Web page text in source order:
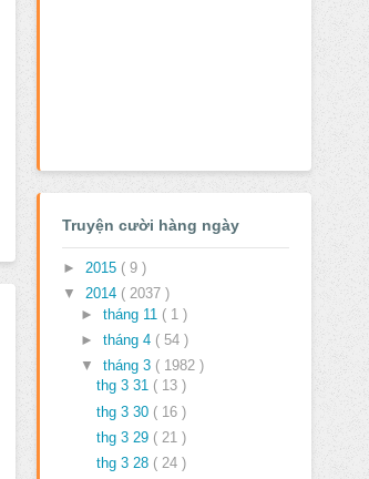
Truyện cười hàng ngày
► 2015 ( 9 )
▼ 2014 ( 2037 )
► tháng 11 ( 1 )
► tháng 4 ( 54 )
▼ tháng 3 ( 1982 )
thg 3 31 ( 13 )
thg 3 30 ( 16 )
thg 3 29 ( 21 )
thg 3 28 ( 24 )